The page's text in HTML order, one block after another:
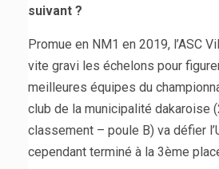
suivant ?
Promue en NM1 en 2019, l’ASC
vite gravi les échelons pour
meilleures équipes du
club de la municipalité dakaroise
classement – poule B) va défier
cependant terminé à la 3ème